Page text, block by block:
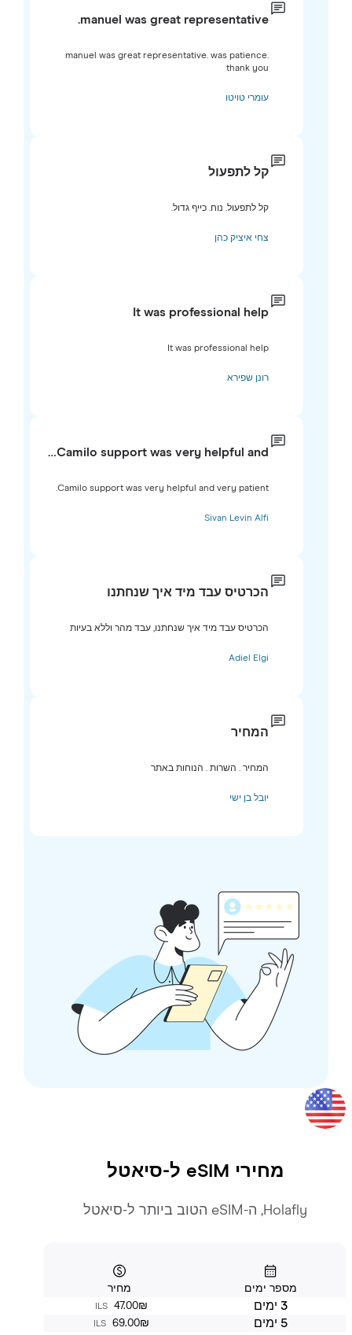
manuel was great representative.
manuel was great representative. was patience.
thank you
עומרי טויטו
קל לתפעול
קל לתפעול. נוח. כייף גדול.
צחי איציק כהן
It was professional help
It was professional help
רונן שפירא
Camilo support was very helpful and…
Camilo support was very helpful and very patient.
Sivan Levin Alfi
הכרטיס עבד מיד איך שנחתנו
הכרטיס עבד מיד איך שנחתנו, עבד מהר וללא בעיות
Adiel Elgi
המחיר
המחיר . השרות . הנוחות באתר
יובל בן ישי
מחירי eSIM ל- סיאטל
Holafly, ה-eSIM הטוב ביותר ל-סיאטל
מספר ימים
ILS
ILS